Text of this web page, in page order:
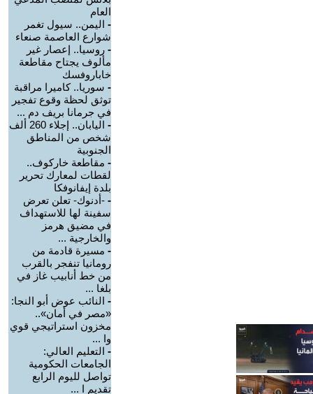
العام
- اليمن.. سيول تغمر
شوارع العاصمة صنعاء
- روسيا.. إعصار غير
مألوف يجتاح مقاطعة
خاباروفسك
- سوريا.. كاميرا مراقبة
توثق لحظة وقوع تفجير
في جرمانا بريف دم ...
-
اليابان.. إجلاء 260 ألف
شخص من المناطق
الجنوبية
- مقاطعة خاركوف..
لقطات لمعارك تحرير
بلدة إيفانوفكا
- -أدنوك- تعلن تعرض
سفينة لها للاستهداف
في مضيق هرمز
والخارجية ...
- مسيرة قادمة من
رومانيا تنفجر بالقرب
من خط أنابيب غاز في
بلغا ...
- النائب عوض أبو النجا:
«مصر في أمان»..
مخزون استراتيجي قوي
وا ...
- التعليم العالي:
الجامعات الحكومية
تواصل لليوم الرابع
تقديم ا ...